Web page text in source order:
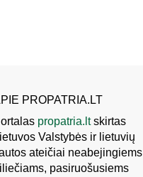
PROPATRIA.LT
propatria.ltskirtas
Valstybės ir lietuvių
ateičiai neabejingiems
pasiruošusiems